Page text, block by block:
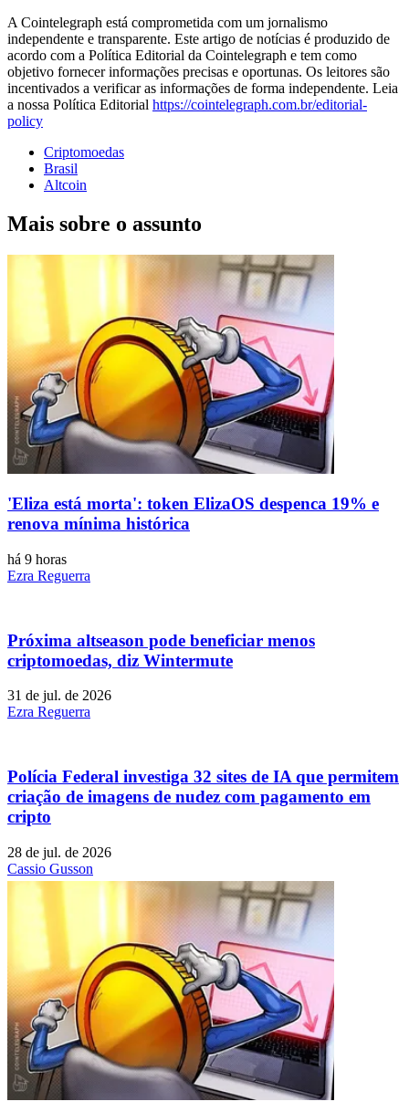
A Cointelegraph está comprometida com um jornalismo
independente e transparente. Este artigo de notícias é produzido de
acordo com a Política Editorial da Cointelegraph e tem como
objetivo fornecer informações precisas e oportunas. Os leitores são
incentivados a verificar as informações de forma independente. Leia
a nossa Política Editorial https://cointelegraph.com.br/editorial-
policy
Criptomoedas
Brasil
Altcoin
Mais sobre o assunto
'Eliza está morta': token ElizaOS despenca 19% e
renova mínima histórica
há 9 horas
Ezra Reguerra
Próxima altseason pode beneficiar menos
criptomoedas, diz Wintermute
31 de jul. de 2026
Ezra Reguerra
Polícia Federal investiga 32 sites de IA que permitem
criação de imagens de nudez com pagamento em
cripto
28 de jul. de 2026
Cassio Gusson